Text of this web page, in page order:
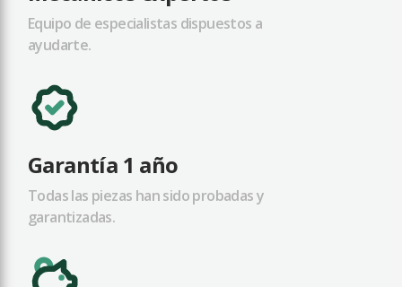
Equipo de especialistas dispuestos a
ayudarte.
Garantía 1 año
Todas las piezas han sido probadas y
garantizadas.